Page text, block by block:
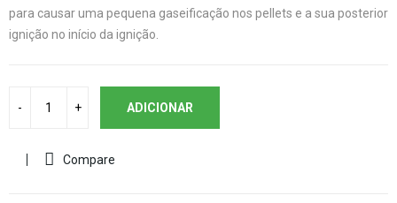
para causar uma pequena gaseificação nos pellets e a sua posterior
ignição no início da ignição.
ADICIONAR
Compare